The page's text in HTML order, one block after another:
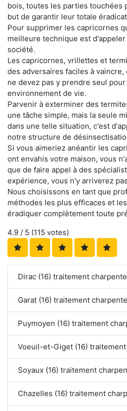
bois, toutes les parties touchées
but de garantir leur totale
Pour supprimer les capricornes
meilleure technique est
société.
Les capricornes, vrillettes et
des adversaires faciles à
ne devez pas y prendre seul
environnement de vie.
Parvenir à exterminer des
une tâche simple, mais la seule
dans une telle situation, c'est
notre structure de
Si vous aimeriez anéantir les
ont envahis votre maison, vous
que de faire appel à des
expérience, vous n'y arriverez
Nous choisissons en tant que
méthodes les plus efficaces et
éradiquer complètement toute
4.9 / 5 (115 votes)
Dirac (16) traitement
Garat (16) traitement
Puymoyen (16) traitement
Voeuil-et-Giget (16)
Soyaux (16) traitement
Chazelles (16) traitement